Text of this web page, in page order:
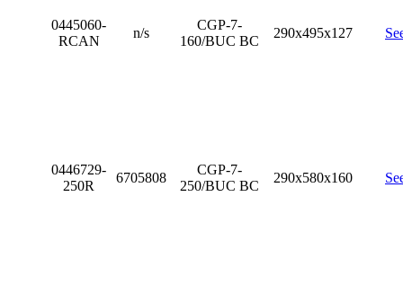
0445060-
RCAN
n/s
CGP-7-
160/BUC BC
290x495x127
0446729-
250R
6705808
CGP-7-
250/BUC BC
290x580x160